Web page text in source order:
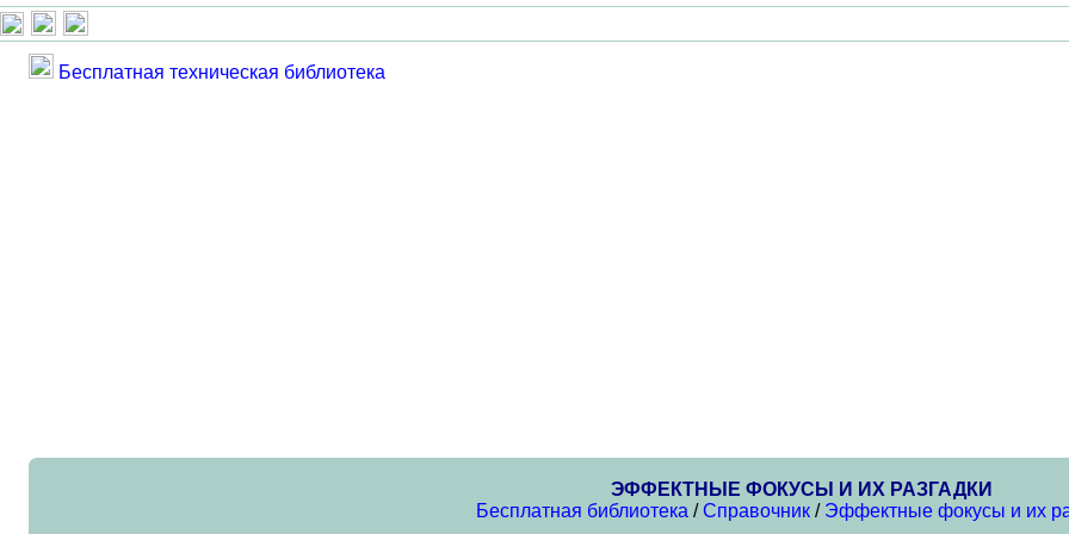
Бесплатная техническая библиотека
ЭФФЕКТНЫЕ ФОКУСЫ И ИХ РАЗГАДКИ
Бесплатная библиотека /Справочник/ Эффектные фокусы и их